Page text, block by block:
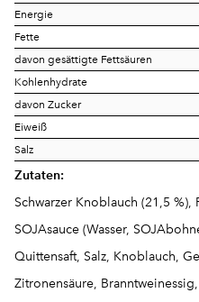
Energie
Fette
davon gesättigte Fettsäuren
Kohlenhydrate
davon Zucker
Eiweiß
Salz
Zutaten:
Schwarzer Knoblauch (21,5 %),
SOJAsauce (Wasser, SOJA
Quittensaft, Salz, Knoblauch,
Zitronensäure,